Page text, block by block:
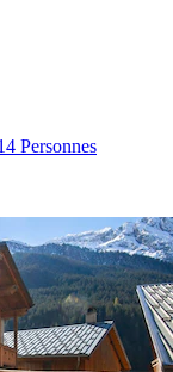
Personnes